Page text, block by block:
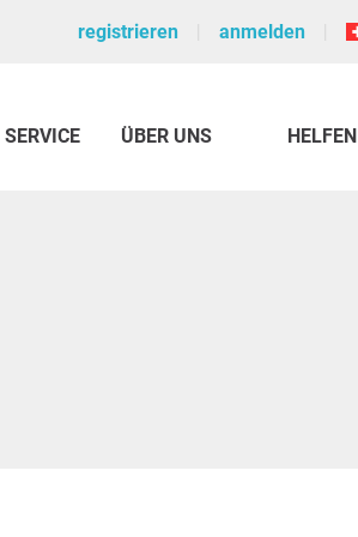
registrieren anmelden
SERVICE ÜBER UNS HELFEN